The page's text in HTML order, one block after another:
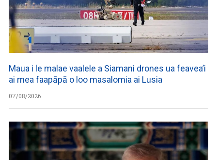
Maua i le malae vaalele a Siamani drones ua feavea’i
ai mea faapāpā o loo masalomia ai Lusia
07/08/2026